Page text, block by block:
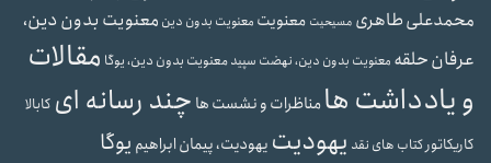
محمدعلی طاهری مسیحیت معنویت معنویت بدون دین معنویت بدون دین،
عرفان حلقه معنویت بدون دین، نهضت سپیدمعنویت بدون دین، یوگا مقالات
و یادداشت هامناظرات و نشست ها چند رسانه ای کابالا
کاریکاتورکتاب های نقد یهودیت یهودیت، پیمان ابراهیم یوگا